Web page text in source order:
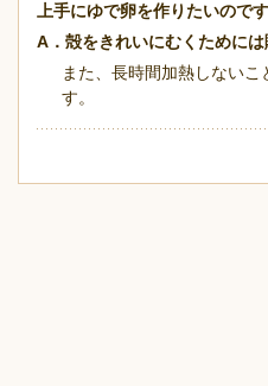
上手にゆで卵を作りたいので
A．殻をきれいにむくために
また、長時間加熱しない
す。